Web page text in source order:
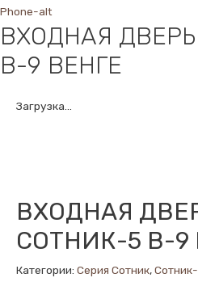
Phone-alt
ВХОДНАЯ
В-9 ВЕНГЕ
Загрузка...
ВХОДНАЯ
СОТНИК-5 В-9
Категории: Серия Сотник,